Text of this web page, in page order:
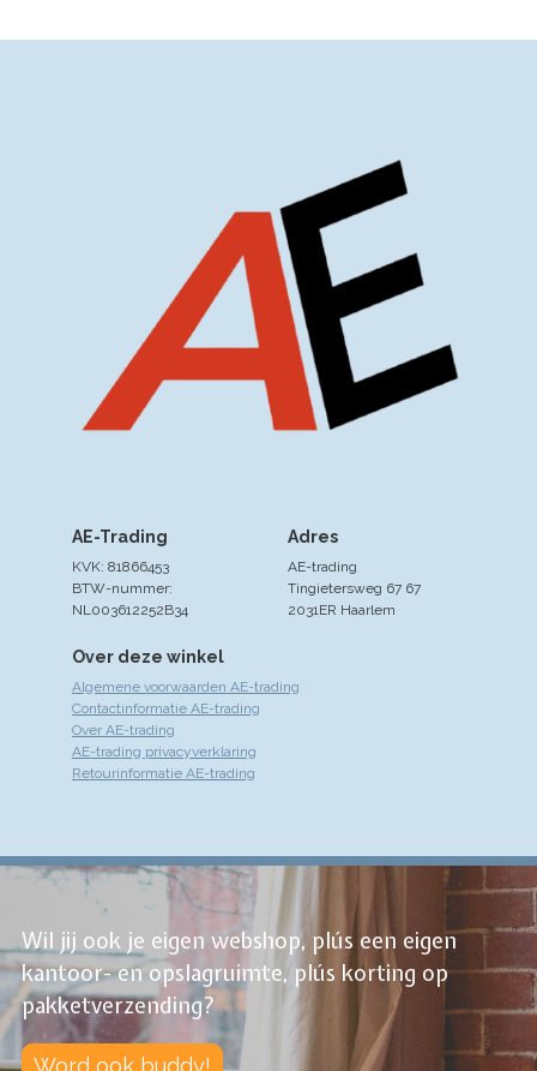
Over deze winkel
Algemene voorwaarden AE-trading
Contactinformatie AE-trading
Over AE-trading
AE-trading privacyverklaring
Retourinformatie AE-trading
Adres
AE-trading
Tingietersweg 67 67
2031ER Haarlem
AE-Trading
KVK: 81866453
BTW-nummer:
NL003612252B34
Wil jij ook je eigen webshop, plús een eigen
kantoor- en opslagruimte, plús korting op
pakketverzending?